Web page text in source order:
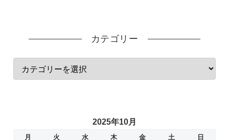
カテゴリー
2025年10月
月 火 水 木 金 土
日